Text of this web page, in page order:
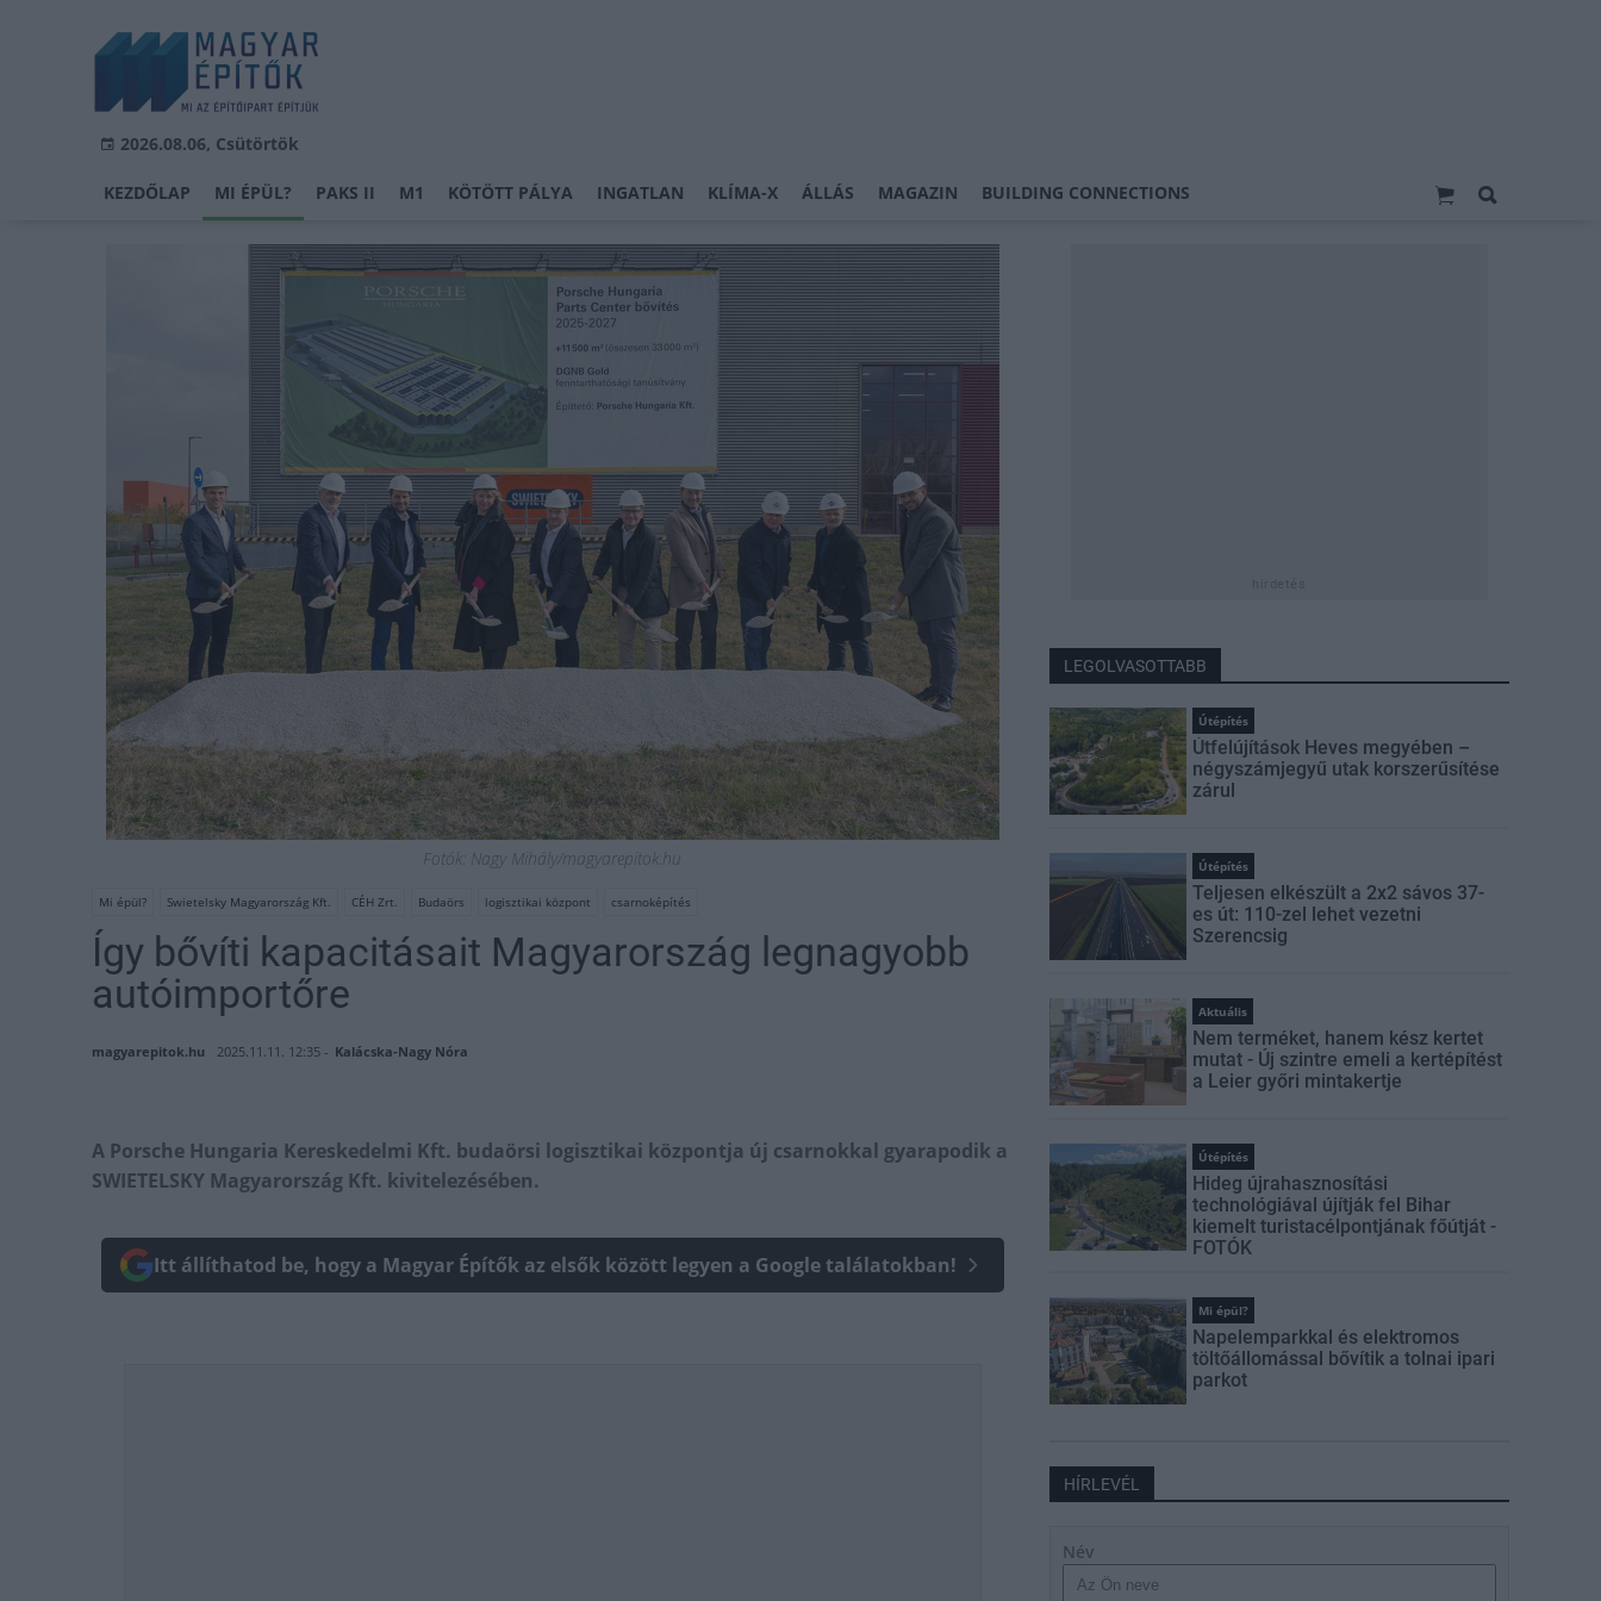
2026.08.06, Csütörtök
KEZDŐLAP MI ÉPÜL? PAKS II M1 KÖTÖTT PÁLYA INGATLAN KLÍMA-X ÁLLÁS MAGAZIN BUILDING CONNECTIONS
Fotók: Nagy Mihály/magyarepitok.hu
Mi épül? Swietelsky Magyarország Kft. CÉH Zrt. Budaörs logisztikai központ csarnoképítés
Így bővíti kapacitásait Magyarország legnagyobb
autóimportőre
magyarepitok.hu 2025.11.11. 12:35 - Kalácska-Nagy Nóra
A Porsche Hungaria Kereskedelmi Kft. budaörsi logisztikai központja új csarnokkal gyarapodik a
SWIETELSKY Magyarország Kft. kivitelezésében.
Itt állíthatod be, hogy a Magyar Építők az elsők között legyen a Google találatokban!
LEGOLVASOTTABB
Útépítés
Útfelújítások Heves megyében –
négyszámjegyű utak korszerűsítése
zárul
Útépítés
Teljesen elkészült a 2x2 sávos 37-
es út: 110-zel lehet vezetni
Szerencsig
Aktuális
Nem terméket, hanem kész kertet
mutat - Új szintre emeli a kertépítést
a Leier győri mintakertje
Útépítés
Hideg újrahasznosítási
technológiával újítják fel Bihar
kiemelt turistacélpontjának főútját -
FOTÓK
Mi épül?
Napelemparkkal és elektromos
töltőállomással bővítik a tolnai ipari
parkot
HÍRLEVÉL
Név